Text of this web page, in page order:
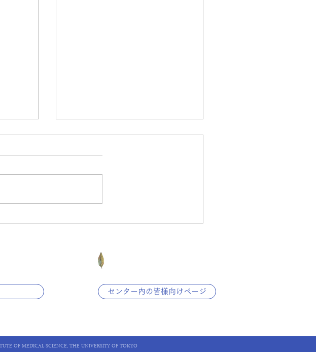
ュー
SHIROKANE 計画停止のお知
センター内の皆様向けページ
OF MEDICAL SCIENCE, THE UNIVERSITY OF TOKYO